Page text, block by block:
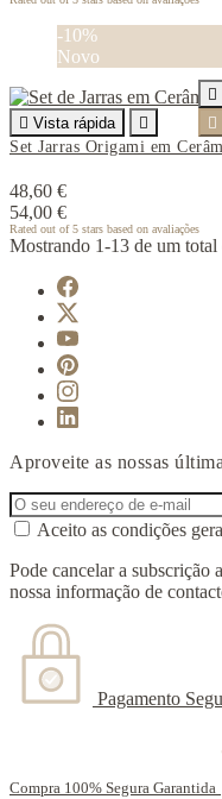
-10%
Novo
 Vista rápida

Set Jarras Origami em
48,60 €
54,00 €
Rated out of 5 stars based on avaliações


Mostrando 1-13 de um total
Aproveite as nossas
Aceito as condições
Pode cancelar a subscrição
nossa informação de
Pagamento
Compra 100% Segura Garantida